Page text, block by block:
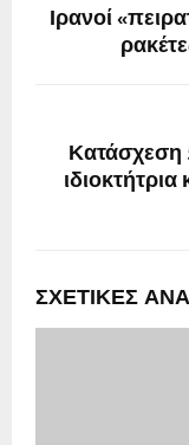
Ιρανοί
ΣΧΕΤΙΚΈΣ